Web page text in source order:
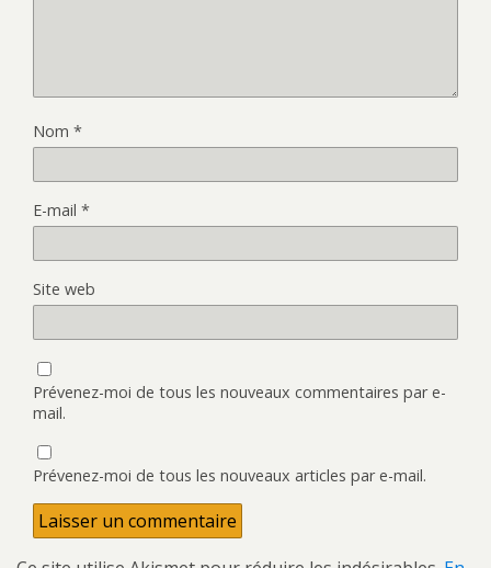
Nom *
E-mail *
Site web
Prévenez-moi de tous les nouveaux commentaires par e-
mail.
Prévenez-moi de tous les nouveaux articles par e-mail.